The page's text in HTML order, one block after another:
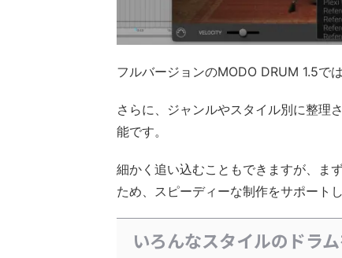
フルバージョンのMODO DRUM 1.5で
さらに、ジャンルやスタイル別に整理
能です。
細かく追い込むこともできますが、ま
ため、スピーディーな制作をサポート
いろんなスタイルのドラ